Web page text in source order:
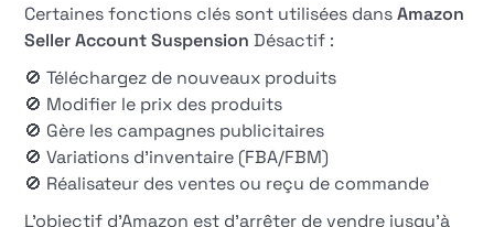
Certaines fonctions clés sont utilisées dansAmazon
Seller Account Suspension Désactif :
🚫 Téléchargez de nouveaux produits
🚫 Modifier le prix des produits
🚫 Gère les campagnes publicitaires
🚫 Variations d'inventaire (FBA/FBM)
🚫 Réalisateur des ventes ou reçu de commande
L'objectif d'Amazon est d'arrêter de vendre jusqu'à